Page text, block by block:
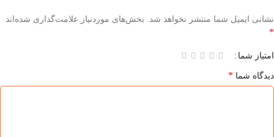
نشانی ایمیل شما منتشر نخواهد شد. بخش‌های موردنیاز علامت‌گذاری شده‌اند
*
امتیاز شما
دیدگاه شما *